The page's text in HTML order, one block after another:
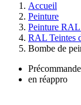
Accueil
Peinture
Peinture RAL
RAL Teintes
Bombe de
Précommande
en réappro